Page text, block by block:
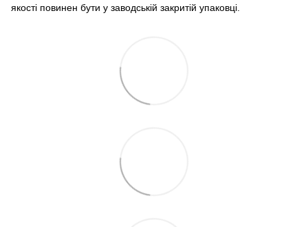
якості повинен бути у заводській закритій упаковці.